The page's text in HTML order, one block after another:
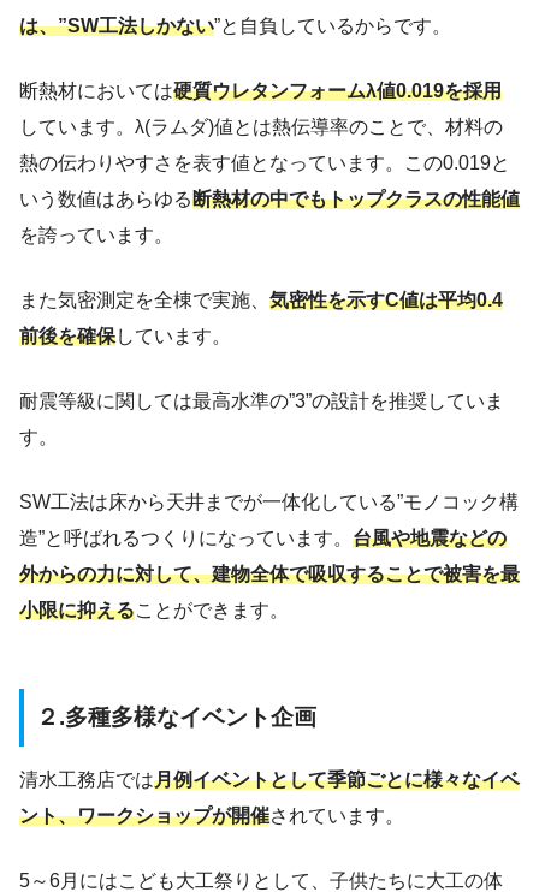
は、”SW工法しかない”と自負しているからです。
断熱材においては硬質ウレタンフォームλ値0.019を採用
しています。λ(ラムダ)値とは熱伝導率のことで、材料の
熱の伝わりやすさを表す値となっています。この0.019と
いう数値はあらゆる断熱材の中でもトップクラスの性能値
を誇っています。
また気密測定を全棟で実施、 気密性を示すC値は平均0.4
前後を確保しています。
耐震等級に関しては最高水準の”3”の設計を推奨していま
す。
SW工法は床から天井までが一体化している”モノコック構
造”と呼ばれるつくりになっています。 台風や地震などの
外からの力に対して、建物全体で吸収することで被害を最
小限に抑えることができます。
２.多種多様なイベント企画
清水工務店では月例イベントとして季節ごとに様々なイベ
ント、ワークショップが開催されています。
5～6月にはこども大工祭りとして、子供たちに大工の体